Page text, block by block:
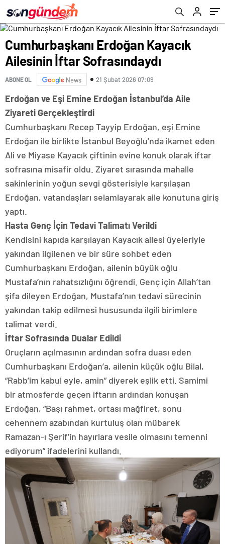
Cumhurbaşkanı Erdoğan Kayacık
Ailesinin İftar Sofrasındaydı
ABONE OL News 21 Şubat 2026 07:09
Erdoğan ve Eşi Emine Erdoğan İstanbul’da Aile
Ziyareti Gerçekleştirdi
Cumhurbaşkanı Recep Tayyip Erdoğan, eşi Emine
Erdoğan ile birlikte İstanbul Beyoğlu’nda ikamet eden
Ali ve Miyase Kayacık çiftinin evine konuk olarak iftar
sofrasına misafir oldu. Ziyaret sırasında mahalle
sakinlerinin yoğun sevgi gösterisiyle karşılaşan
Erdoğan, vatandaşları selamlayarak aile konutuna giriş
yaptı.
Hasta Genç İçin Tedavi Talimatı Verildi
Kendisini kapıda karşılayan Kayacık ailesi üyeleriyle
yakından ilgilenen ve bir süre sohbet eden
Cumhurbaşkanı Erdoğan, ailenin büyük oğlu
Mustafa’nın rahatsızlığını öğrendi. Genç için Allah’tan
şifa dileyen Erdoğan, Mustafa’nın tedavi sürecinin
yakından takip edilmesi hususunda ilgili birimlere
talimat verdi.
İftar Sofrasında Dualar Edildi
Oruçların açılmasının ardından sofra duası eden
Cumhurbaşkanı Erdoğan’a, ailenin küçük oğlu Bilal,
“Rabb’im kabul eyle, amin” diyerek eşlik etti. Samimi
bir atmosferde geçen iftarın ardından konuşan
Erdoğan, “Başı rahmet, ortası mağfiret, sonu
cehennem azabından kurtuluş olan mübarek
Ramazan-ı Şerif’in hayırlara vesile olmasını temenni
ediyorum” ifadelerini kullandı.